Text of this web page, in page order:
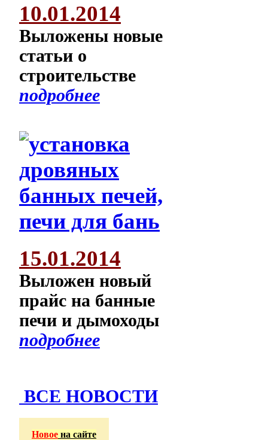
10.01.2014
Выложены новые
статьи о
строительстве
подробнее
15.01.2014
Выложен новый
прайс на банные
печи и дымоходы
подробнее
ВСЕ НОВОСТИ
Новое на сайте